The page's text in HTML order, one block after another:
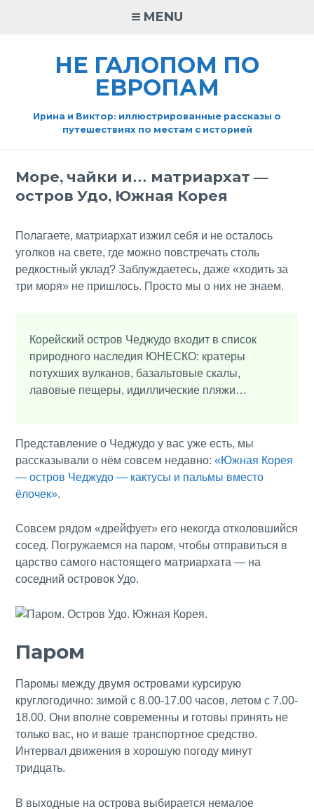
MENU
НЕ ГАЛОПОМ ПО
ЕВРОПАМ
Ирина и Виктор: иллюстрированные рассказы о
путешествиях по местам с историей
Море, чайки и… матриархат —
остров Удо, Южная Корея
Полагаете, матриархат изжил себя и не осталось
уголков на свете, где можно повстречать столь
редкостный уклад? Заблуждаетесь, даже «ходить за
три моря» не пришлось. Просто мы о них не знаем.
Корейский остров Чеджудо входит в список
природного наследия ЮНЕСКО: кратеры
потухших вулканов, базальтовые скалы,
лавовые пещеры, идиллические пляжи…
Представление о Чеджудо у вас уже есть, мы
рассказывали о нём совсем недавно:«Южная Корея
— остров Чеджудо — кактусы и пальмы вместо
ёлочек».
Совсем рядом «дрейфует» его некогда отколовшийся
сосед. Погружаемся на паром, чтобы отправиться в
царство самого настоящего матриархата — на
соседний островок Удо.
Паром
Паромы между двумя островами курсирую
круглогодично: зимой с 8.00-17.00 часов, летом с 7.00-
18.00. Они вполне современны и готовы принять не
только вас, но и ваше транспортное средство.
Интервал движения в хорошую погоду минут
тридцать.
В выходные на острова выбирается немалое